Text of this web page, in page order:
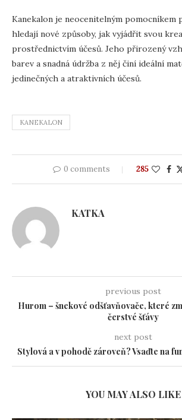
Kanekalon je neocenitelným pomocníkem
hledají nové způsoby, jak vyjádřit svou
prostřednictvím účesů. Jeho přirozený
barev a snadná údržba z něj činí ideální
jedinečných a atraktivních účesů.
KANEKALON
0 comments 285
KATKA
previous post
Hurom – šnekové odšťavňovače, které
čerstvé šťávy
next post
Stylová a v pohodě zároveň? Vsaďte na
YOU MAY ALSO LIKE